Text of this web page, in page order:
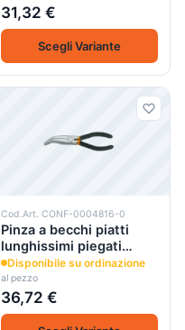
31,32 €
Scegli Variante
Cod.Art. CONF-0004816-0
Pinza a becchi piatti
lunghissimi piegati
zigrinati 1164 beta
Disponibile su ordinazione
al pezzo
36,72 €